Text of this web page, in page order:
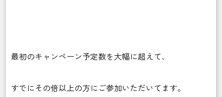
最初のキャンペーン予定数を大幅に超えて、
すでにその倍以上の方にご参加いただいてます。